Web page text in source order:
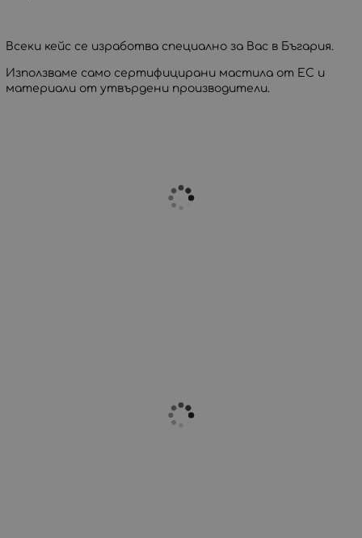
Всеки кейс се изработва специално за Вас в Бъгария.
Използваме само сертифицирани мастила от ЕС и
материали от утвърдени производители.